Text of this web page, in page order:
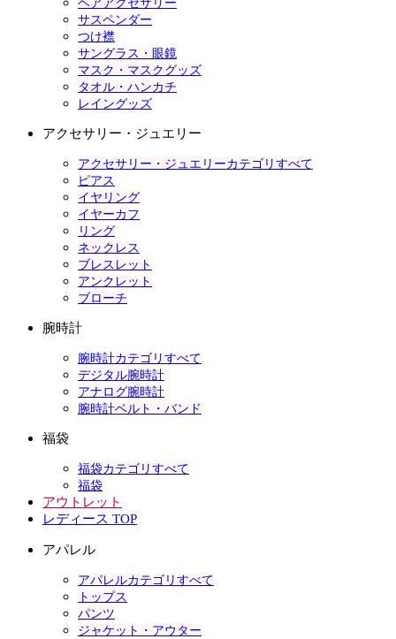
ヘアアクセサリー
サスペンダー
つけ襟
サングラス・眼鏡
マスク・マスクグッズ
タオル・ハンカチ
レイングッズ
アクセサリー・ジュエリー
アクセサリー・ジュエリーカテゴリすべて
ピアス
イヤリング
イヤーカフ
リング
ネックレス
ブレスレット
アンクレット
ブローチ
腕時計
腕時計カテゴリすべて
デジタル腕時計
アナログ腕時計
腕時計ベルト・バンド
福袋
福袋カテゴリすべて
福袋
アウトレット
レディース TOP
アパレル
アパレルカテゴリすべて
トップス
パンツ
ジャケット・アウター